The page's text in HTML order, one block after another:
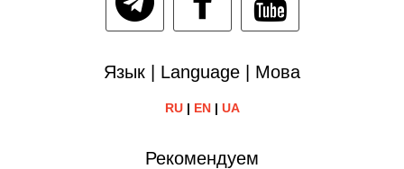
Язык | Language | Мова
RU| EN| UA
Рекомендуем